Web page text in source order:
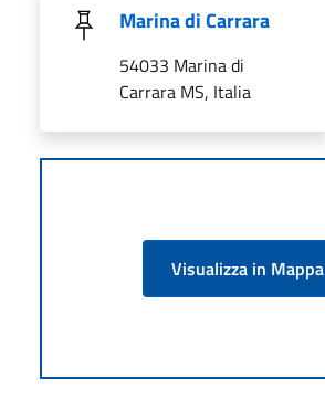
Marina di Carrara
54033 Marina di
Carrara MS, Italia
Visualizza in Mappa